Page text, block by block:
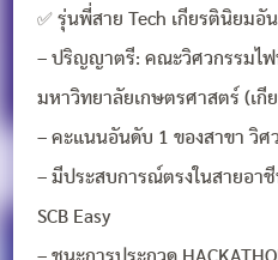
✅ รุ่นพี่สาย Tech เกียรตินิยมอั
– ปริญญาตรี: คณะวิศวกรรมไฟ
มหาวิทยาลัยเกษตรศาสตร์ (เ
– คะแนนอันดับ 1 ของสาขา วิศ
– มีประสบการณ์ตรงในสายอา
SCB Easy